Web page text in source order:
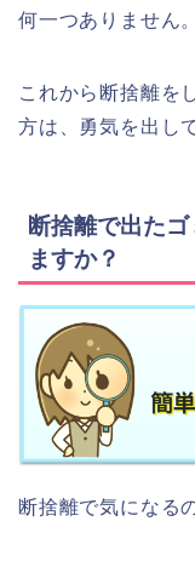
何一つありません。
これから断捨離を
方は、勇気を出し
断捨離で出た
ますか？
断捨離で気になる